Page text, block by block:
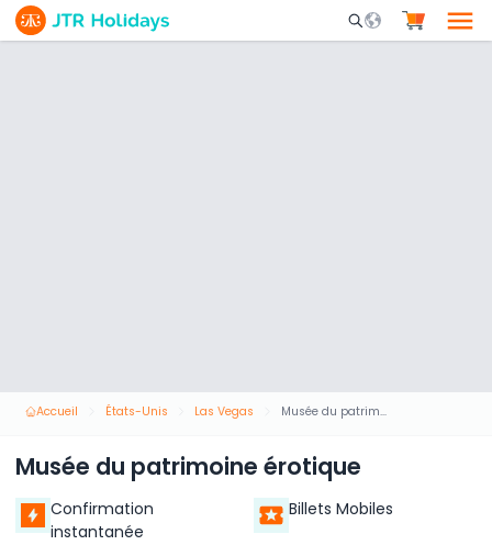
Mobile Search
Accueil États-Unis Las Vegas Musée du patrimoine érotique
Musée du patrimoine érotique
Confirmation
instantanée
Billets Mobiles